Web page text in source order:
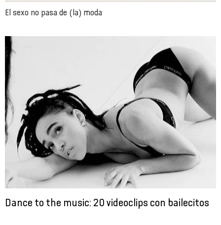
El sexo no pasa de (la) moda
Dance to the music: 20 videoclips con bailecitos